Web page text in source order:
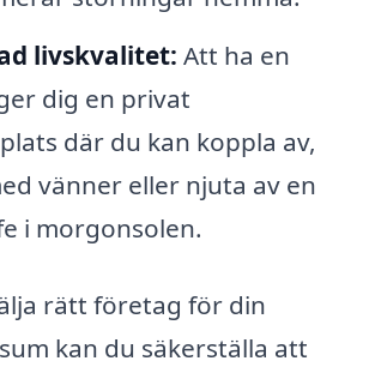
livskvalitet: Att ha en
dig en privat
där du kan koppla av,
vänner eller njuta av en
i morgonsolen.
rätt företag för din
kan du säkerställa att